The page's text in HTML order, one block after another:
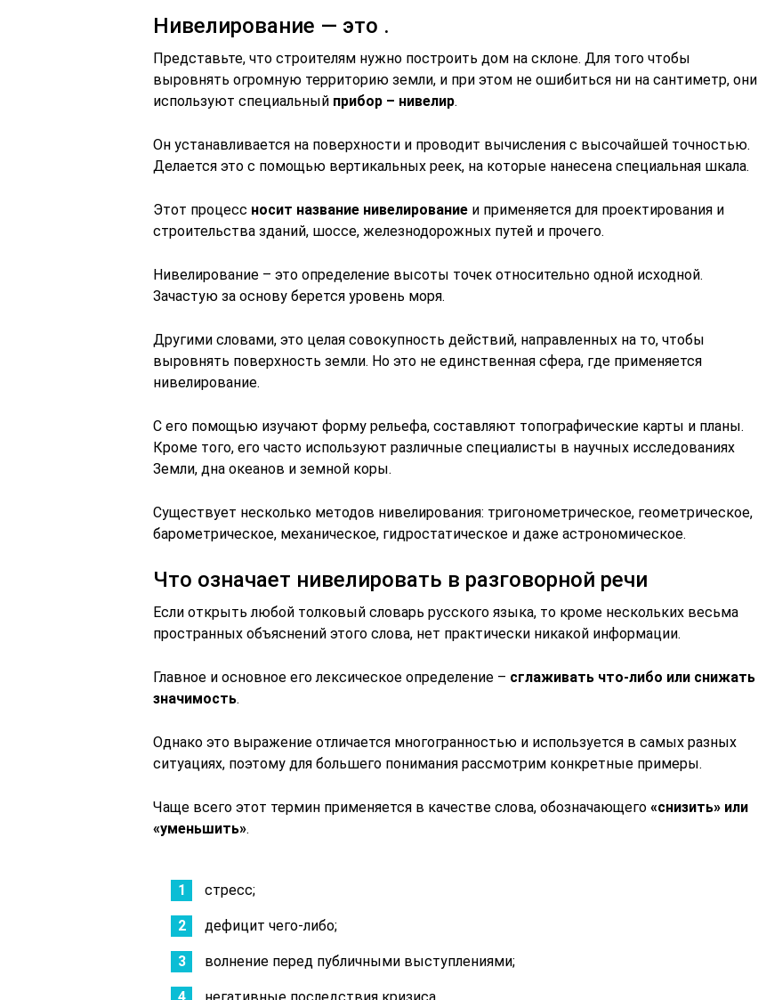
Нивелирование — это .
Представьте, что строителям нужно построить дом на склоне. Для того чтобы
выровнять огромную территорию земли, и при этом не ошибиться ни на сантиметр, они
используют специальный прибор – нивелир.
Он устанавливается на поверхности и проводит вычисления с высочайшей точностью.
Делается это с помощью вертикальных реек, на которые нанесена специальная шкала.
Этот процесс носит название нивелирование и применяется для проектирования и
строительства зданий, шоссе, железнодорожных путей и прочего.
Нивелирование – это определение высоты точек относительно одной исходной.
Зачастую за основу берется уровень моря.
Другими словами, это целая совокупность действий, направленных на то, чтобы
выровнять поверхность земли. Но это не единственная сфера, где применяется
нивелирование.
С его помощью изучают форму рельефа, составляют топографические карты и планы.
Кроме того, его часто используют различные специалисты в научных исследованиях
Земли, дна океанов и земной коры.
Существует несколько методов нивелирования: тригонометрическое, геометрическое,
барометрическое, механическое, гидростатическое и даже астрономическое.
Что означает нивелировать в разговорной речи
Если открыть любой толковый словарь русского языка, то кроме нескольких весьма
пространных объяснений этого слова, нет практически никакой информации.
Главное и основное его лексическое определение – сглаживать что-либо или снижать
значимость.
Однако это выражение отличается многогранностью и используется в самых разных
ситуациях, поэтому для большего понимания рассмотрим конкретные примеры.
Чаще всего этот термин применяется в качестве слова, обозначающего «снизить» или
«уменьшить».
стресс;
дефицит чего-либо;
волнение перед публичными выступлениями;